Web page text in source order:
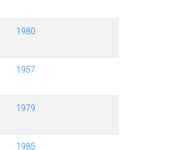
1980
1957
1979
1985